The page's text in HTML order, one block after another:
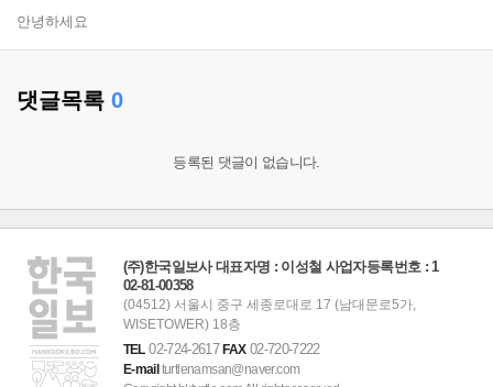
안녕하세요
댓글목록 0
등록된 댓글이 없습니다.
(주)한국일보사 대표자명 : 이성철 사업자등록번호 : 1
02-81-00358
(04512) 서울시 중구 세종로대로 17 (남대문로5가,
WISETOWER) 18층
TEL02-724-2617FAX02-720-7222
E-mailturtlenamsan@naver.com